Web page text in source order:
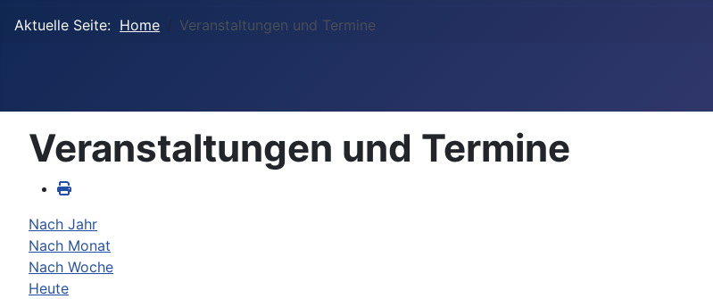
Aktuelle Seite: Home Veranstaltungen und Termine
Veranstaltungen und Termine
Nach Jahr
Nach Monat
Nach Woche
Heute